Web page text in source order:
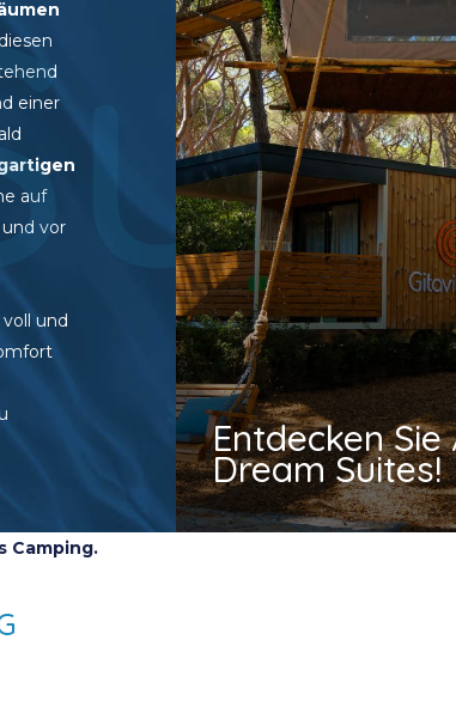
einer
auf
und vor
und
Entdecken Sie
Dream Suites!
Camping.